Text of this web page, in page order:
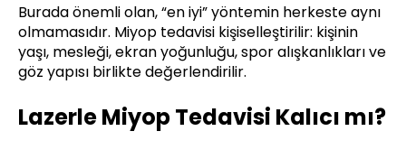
Burada önemli olan, “en iyi” yöntemin herkeste aynı
olmamasıdır. Miyop tedavisi kişiselleştirilir: kişinin
yaşı, mesleği, ekran yoğunluğu, spor alışkanlıkları ve
göz yapısı birlikte değerlendirilir.
Lazerle Miyop Tedavisi Kalıcı mı?